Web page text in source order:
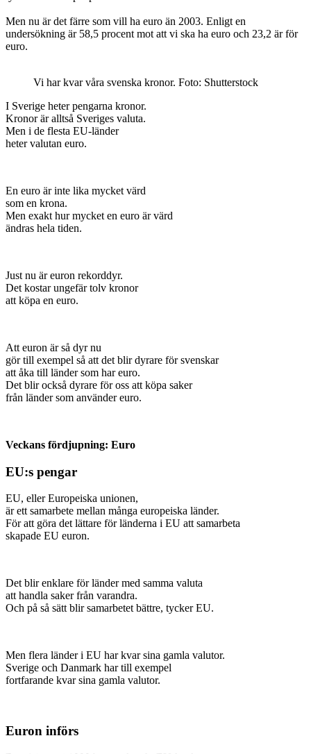
Men nu är det färre som vill ha euro än 2003. Enligt en
undersökning är 58,5 procent mot att vi ska ha euro och 23,2 är för
euro.
Vi har kvar våra svenska kronor. Foto: Shutterstock
I Sverige heter pengarna kronor.
Kronor är alltså Sveriges valuta.
Men i de flesta EU-länder
heter valutan euro.
En euro är inte lika mycket värd
som en krona.
Men exakt hur mycket en euro är värd
ändras hela tiden.
Just nu är euron rekorddyr.
Det kostar ungefär tolv kronor
att köpa en euro.
Att euron är så dyr nu
gör till exempel så att det blir dyrare för svenskar
att åka till länder som har euro.
Det blir också dyrare för oss att köpa saker
från länder som använder euro.
Veckans fördjupning: Euro
EU:s pengar
EU, eller Europeiska unionen,
är ett samarbete mellan många europeiska länder.
För att göra det lättare för länderna i EU att samarbeta
skapade EU euron.
Det blir enklare för länder med samma valuta
att handla saker från varandra.
Och på så sätt blir samarbetet bättre, tycker EU.
Men flera länder i EU har kvar sina gamla valutor.
Sverige och Danmark har till exempel
fortfarande kvar sina gamla valutor.
Euron införs